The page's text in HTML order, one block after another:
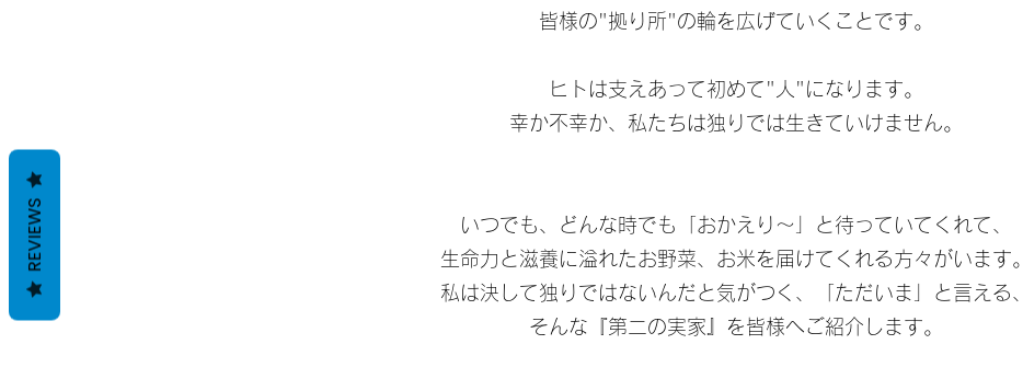
皆様の"拠り所"の輪を広げていくことです。
ヒトは支えあって初めて"人"になります。
幸か不幸か、私たちは独りでは生きていけません。
いつでも、どんな時でも「おかえり〜」と待っていてくれて、
生命力と滋養に溢れたお野菜、お米を届けてくれる方々がいます。
​私は決して独りではないんだと気がつく、「ただいま」と言える、
そんな『第二の実家』を皆様へご紹介します。
REVIEWS